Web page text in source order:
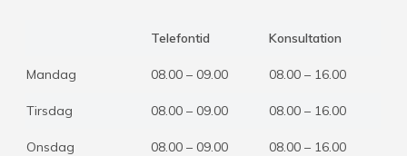
Telefontid Konsultation
Mandag 08.00 – 09.00 08.00 – 16.00
Tirsdag 08.00 – 09.00 08.00 – 16.00
Onsdag 08.00 – 09.00 08.00 – 16.00